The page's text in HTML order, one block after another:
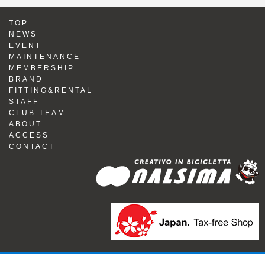
TOP
NEWS
EVENT
MAINTENANCE
MEMBERSHIP
BRAND
FITTING&RENTAL
STAFF
CLUB TEAM
ABOUT
ACCESS
CONTACT